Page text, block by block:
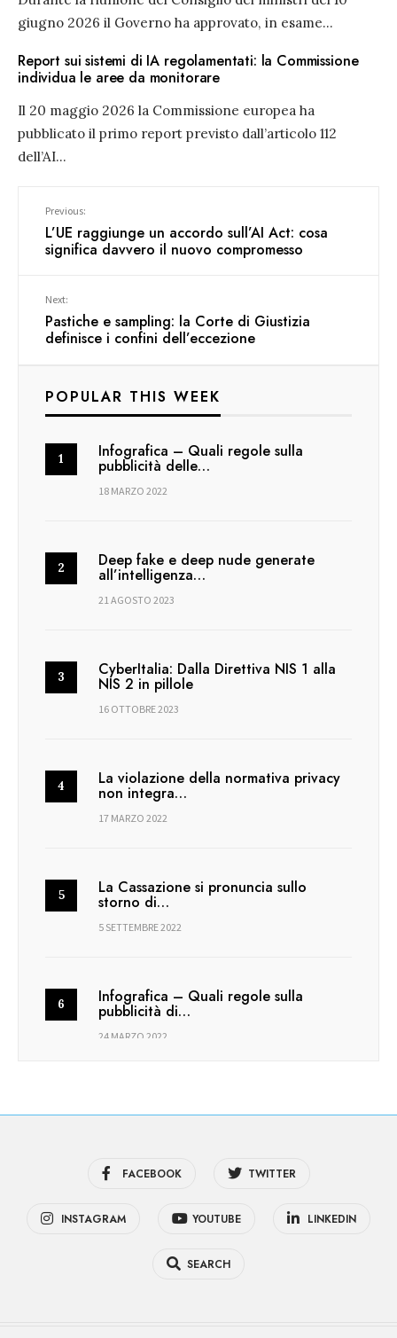
giugno 2026 il Governo ha approvato, in esame...
Report sui sistemi di IA regolamentati: la Commissione
individua le aree da monitorare
Il 20 maggio 2026 la Commissione europea ha
pubblicato il primo report previsto dall’articolo 112
dell’AI...
Previous:
L’UE raggiunge un accordo sull’AI Act: cosa
significa davvero il nuovo compromesso
Next:
Pastiche e sampling: la Corte di Giustizia
definisce i confini dell’eccezione
POPULAR THIS WEEK
Infografica – Quali regole sulla
pubblicità delle…
18 MARZO 2022
Deep fake e deep nude generate
all’intelligenza…
21 AGOSTO 2023
CyberItalia: Dalla Direttiva NIS 1 alla
NIS 2 in pillole
16 OTTOBRE 2023
La violazione della normativa privacy
non integra…
17 MARZO 2022
La Cassazione si pronuncia sullo
storno di…
5 SETTEMBRE 2022
Infografica – Quali regole sulla
pubblicità di…
24 MARZO 2022
FACEBOOK TWITTER
INSTAGRAM YOUTUBE LINKEDIN
SEARCH